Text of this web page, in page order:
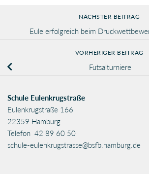
NÄCHSTER BEITRAG
Eule erfolgreich beim
VORHERIGER BEITRAG
Futsalturniere
Schule Eulenkrugstraße
Eulenkrugstraße 166
22359 Hamburg
Telefon 42 89 60 50
schule-eulenkrugstrasse@bsfb.hamburg.de